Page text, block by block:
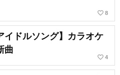
favorite_border 8
イドルソング】カラオケ
曲
favorite_border 4